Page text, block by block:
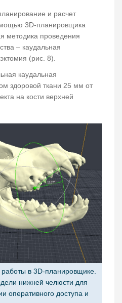
и расчет
3D-планировщика
методика проведения
– каудальная
(рис. 8).
каудальная
здоровой ткани 25 мм от
на кости верхней
в 3D-планировщике.
нижней челюсти для
оперативного доступа и